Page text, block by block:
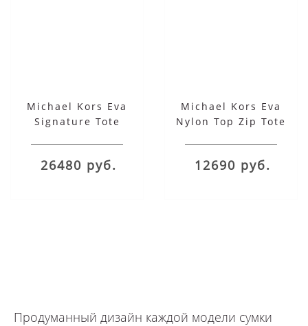
Michael Kors Eva
Signature Tote
26480 руб.
Michael Kors Eva
Nylon Top Zip Tote
12690 руб.
Продуманный дизайн каждой модели сумки